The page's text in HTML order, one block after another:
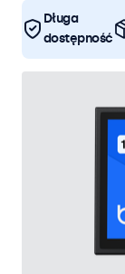
Długa
dostępność